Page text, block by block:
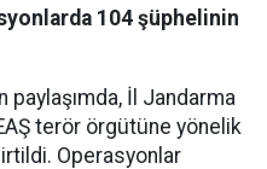
104 şüphelinin
paylaşımda, İl Jandarma
terör örgütüne yönelik
Operasyonlar